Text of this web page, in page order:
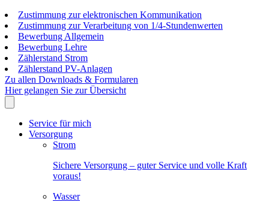
Zustimmung zur elektronischen Kommunikation
Zustimmung zur Verarbeitung von 1/4-Stundenwerten
Bewerbung Allgemein
Bewerbung Lehre
Zählerstand Strom
Zählerstand PV-Anlagen
Zu allen Downloads & Formularen
Hier gelangen Sie zur Übersicht
Service für mich
Versorgung
Strom
Sichere Versorgung – guter Service und volle Kraft
voraus!
Wasser